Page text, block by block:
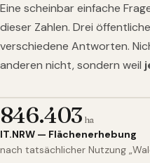
Eine scheinbar einfache
dieser Zahlen. Drei
verschiedene Antworten.
anderen nicht, sondern weil
846.403 ha
IT.NRW — Flächenerhebung
nach tatsächlicher Nutzung